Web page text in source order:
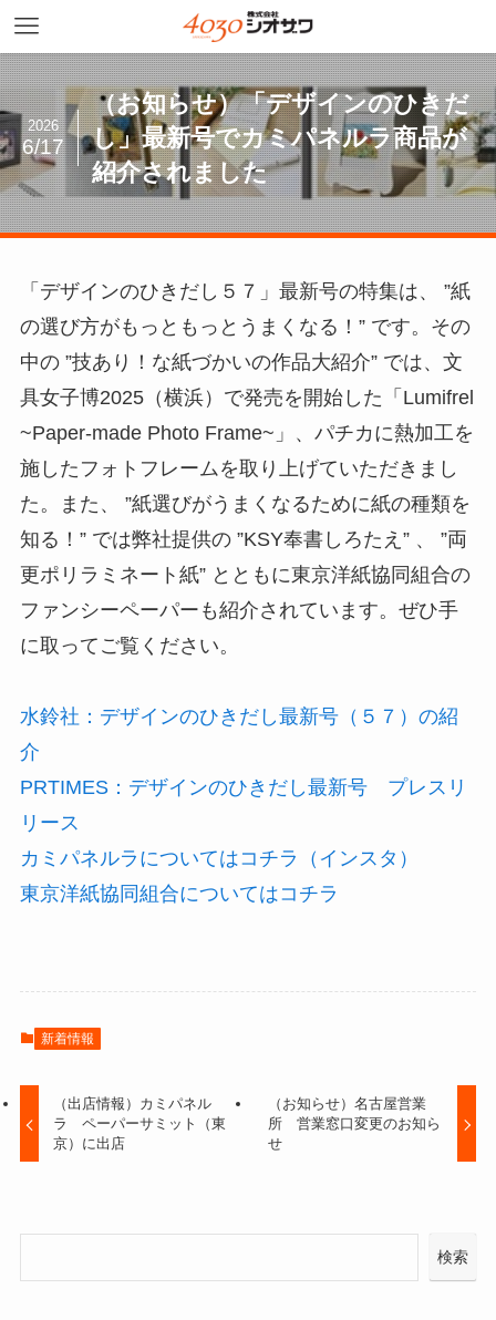
（お知らせ）「デザインのひきだ
し」最新号でカミパネルラ商品が
紹介されました
2026
6/17
「デザインのひきだし５７」最新号の特集は、 ”紙
の選び方がもっともっとうまくなる！” です。その
中の ”技あり！な紙づかいの作品大紹介” では、文
具女子博2025（横浜）で発売を開始した「Lumifrel
~Paper-made Photo Frame~」、パチカに熱加工を
施したフォトフレームを取り上げていただきまし
た。また、 ”紙選びがうまくなるために紙の種類を
知る！” では弊社提供の ”KSY奉書しろたえ” 、 ”両
更ポリラミネート紙” とともに東京洋紙協同組合の
ファンシーペーパーも紹介されています。ぜひ手
に取ってご覧ください。
水鈴社：デザインのひきだし最新号（５７）の紹
介
PRTIMES：デザインのひきだし最新号 プレスリ
リース
カミパネルラについてはコチラ（インスタ）
東京洋紙協同組合についてはコチラ
新着情報
（出店情報）カミパネル
ラ ペーパーサミット（東
京）に出店
（お知らせ）名古屋営業
所 営業窓口変更のお知ら
せ
検索